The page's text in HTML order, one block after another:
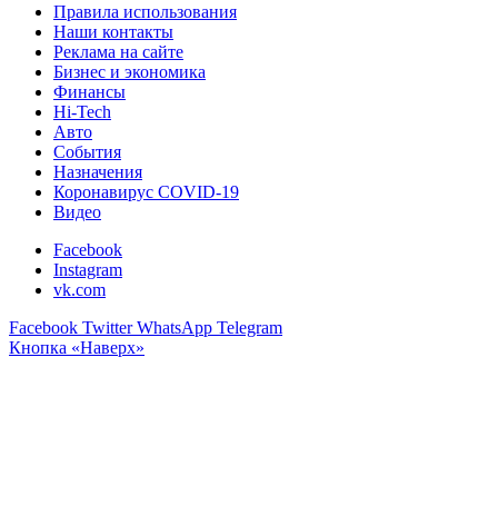
Правила использования
Наши контакты
Реклама на сайте
Бизнес и экономика
Финансы
Hi-Tech
Авто
События
Назначения
Коронавирус COVID-19
Видео
Facebook
Instagram
vk.com
Facebook Twitter WhatsApp Telegram
Кнопка «Наверх»